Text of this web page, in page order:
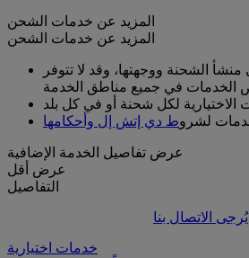
المزيد عن خدمات الشحن
المزيد عن خدمات الشحن
الشحنة ووجهتها، وقد لا تتوفر
لشروط دي إتش إل وأحكامها
عرض تفاصيل الخدمة الإضافية
عرض أقل
التفاصيل
يُرجى الاتصال بنا
خدمات اختيارية